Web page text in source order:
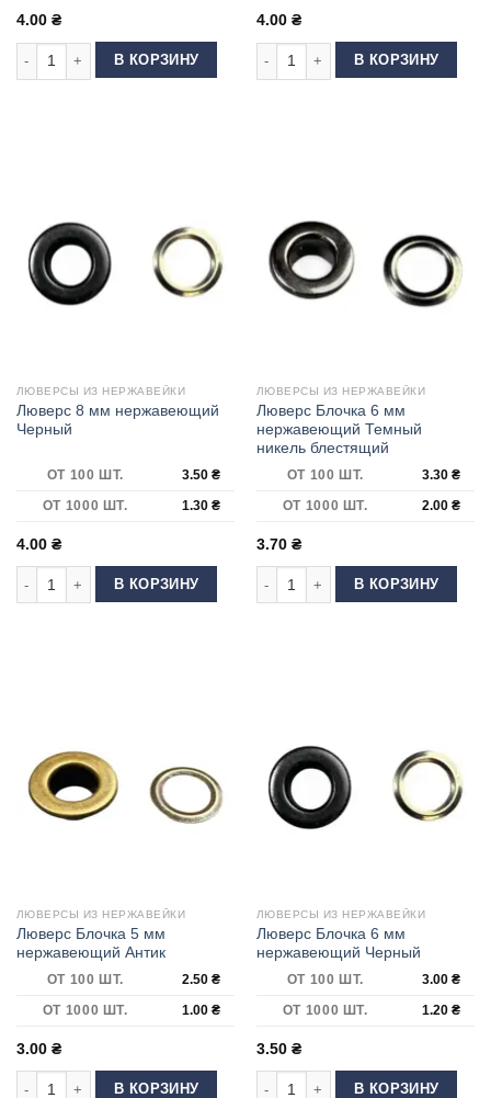
4.00 ₴
Количество товара Люверс 8 мм нержавеющий Антик
В КОРЗИНУ
4.00 ₴
Количество товара Люверс 8 мм
В КОРЗИНУ
ЛЮВЕРСЫ ИЗ НЕРЖАВЕЙКИ
Люверс 8 мм нержавеющий
Черный
ОТ 100 ШТ. 3.50 ₴
ОТ 1000 ШТ.
1.30 ₴
4.00 ₴
Количество товара Люверс 8 мм нержавеющий Черный
В КОРЗИНУ
ЛЮВЕРСЫ ИЗ НЕРЖАВЕЙКИ
Люверс Блочка 6 мм
нержавеющий Темный
никель блестящий
ОТ 100 ШТ. 3.30 ₴
ОТ 1000 ШТ.
2.00 ₴
3.70 ₴
Количество товара Люверс
В КОРЗИНУ
ЛЮВЕРСЫ ИЗ НЕРЖАВЕЙКИ
Люверс Блочка 5 мм
нержавеющий Антик
ОТ 100 ШТ. 2.50 ₴
ОТ 1000 ШТ.
1.00 ₴
3.00 ₴
Количество товара Люверс Блочка 5 мм нержавеющий Антик
В КОРЗИНУ
ЛЮВЕРСЫ ИЗ НЕРЖАВЕЙКИ
Люверс Блочка 6 мм
нержавеющий Черный
ОТ 100 ШТ. 3.00 ₴
ОТ 1000 ШТ.
1.20 ₴
3.50 ₴
Количество товара Люверс
В КОРЗИНУ